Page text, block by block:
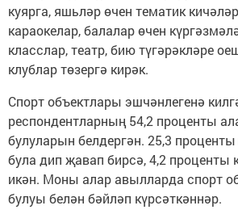
куярга, яшьләр өчен тематик
караокелар, балалар өчен
класслар, театр, бию түгәрәкләре
клублар төзергә кирәк.
Спорт объектлары эшчәнлегенә
респондентларның 54,2 проценты
булуларын белдергән. 25,3 проценты
була дип җавап бирсә, 4,2 проценты
икән. Моны алар авылларда спорт
булуы белән бәйләп күрсәткәннәр.